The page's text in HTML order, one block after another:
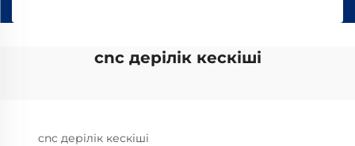
cnc дерілік кескіші
cnc дерілік кескіші